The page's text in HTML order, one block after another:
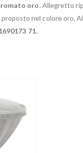
oro. Allegretto
nel colore oro,
71.